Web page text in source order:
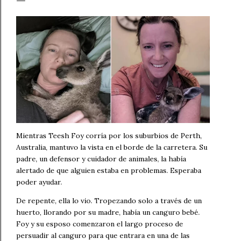
Mientras Teesh Foy corría por los suburbios de Perth,
Australia, mantuvo la vista en el borde de la carretera. Su
padre, un defensor y cuidador de animales, la había
alertado de que alguien estaba en problemas. Esperaba
poder ayudar.
De repente, ella lo vio. Tropezando solo a través de un
huerto, llorando por su madre, había un canguro bebé.
Foy y su esposo comenzaron el largo proceso de
persuadir al canguro para que entrara en una de las